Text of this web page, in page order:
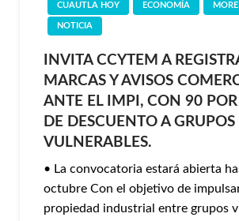
CUAUTLA HOY ECONOMÍA
NOTICIA
INVITA CCYTEM A
MARCAS Y AVISOS
ANTE EL IMPI, CON 90
DE DESCUENTO A GRUPOS
VULNERABLES.
• La convocatoria estará abierta
octubre Con el objetivo de
propiedad industrial entre grupos